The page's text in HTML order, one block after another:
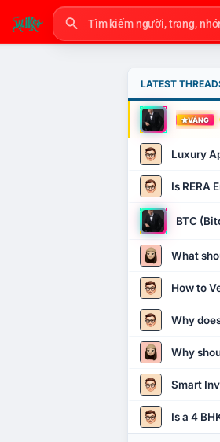
LATEST
VÀNG
Luxury
Is RERA
BTC
What
How to
Why
Why
Smart
Is a 4